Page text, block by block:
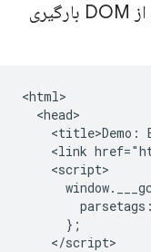
تگ‌ها را به‌صراحت در زیر مجموعه‌ای از DOM بارگیری
<html>
  <head>
<title>Demo:
<link
    <script>
      };
    </script>